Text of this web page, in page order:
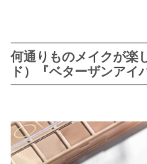
何通りものメイクが
ド）『ベターザンアイ